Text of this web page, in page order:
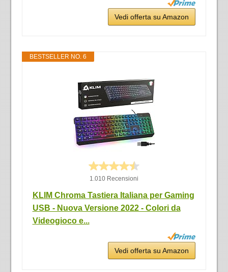
Vedi offerta su Amazon
BESTSELLER NO. 6
1.010 Recensioni
KLIM Chroma Tastiera Italiana per Gaming
USB - Nuova Versione 2022 - Colori da
Videogioco e...
Vedi offerta su Amazon